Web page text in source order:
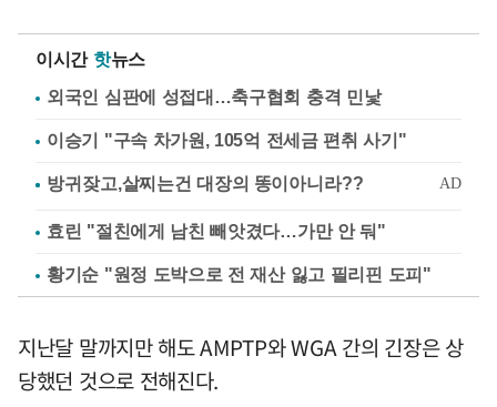
이시간 핫뉴스
외국인 심판에 성접대…축구협회 충격 민낯
이승기 "구속 차가원, 105억 전세금 편취 사기"
효린 "절친에게 남친 빼앗겼다…가만 안 둬"
황기순 "원정 도박으로 전 재산 잃고 필리핀 도피"
지난달 말까지만 해도 AMPTP와 WGA 간의 긴장은 상
당했던 것으로 전해진다.